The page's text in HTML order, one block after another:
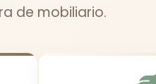
de mobiliario.